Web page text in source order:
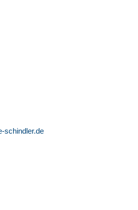
schindler.de